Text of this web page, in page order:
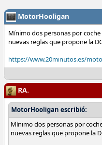
MotorHooligan
Mínimo dos personas por
nuevas reglas que propone la
https://www.20minutos.es/
RA.
MotorHooligan escribió:
Mínimo dos personas por
nuevas reglas que propone la